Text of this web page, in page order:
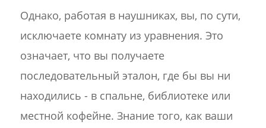
Однако, работая в наушниках, вы, по сути,
исключаете комнату из уравнения. Это
означает, что вы получаете
последовательный эталон, где бы вы ни
находились - в спальне, библиотеке или
местной кофейне. Знание того, как ваши